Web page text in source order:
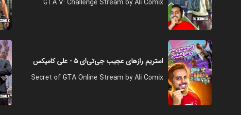
GTA V: Challenge Stream by Ali Comix
استریم رازهای عجیب جی‌تی‌ای ۵ - علی کامیکس
Secret of GTA Online Stream by Ali Comix